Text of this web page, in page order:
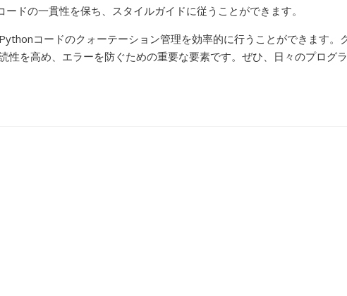
ドの一貫性を保ち、スタイルガイドに従うことができます。
コードのクォーテーション管理を効率的に行うことができます。
性を高め、エラーを防ぐための重要な要素です。ぜひ、日々のプログラ